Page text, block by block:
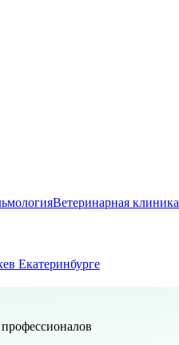
Ветеринарная клиника
в Екатеринбурге